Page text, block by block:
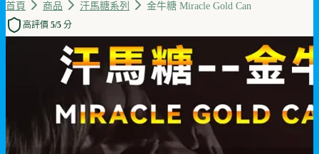
首頁 商品 汗馬糖系列 金牛糖 Miracle Gold Can
高評價 5/5 分